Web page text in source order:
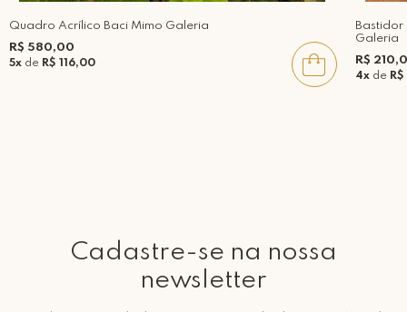
Quadro Acrílico Baci Mimo Galeria
R$ 580,00
5x de R$ 116,00
Bastidor
Galeria
R$
4xde
Cadastre-se na nossa
newsletter